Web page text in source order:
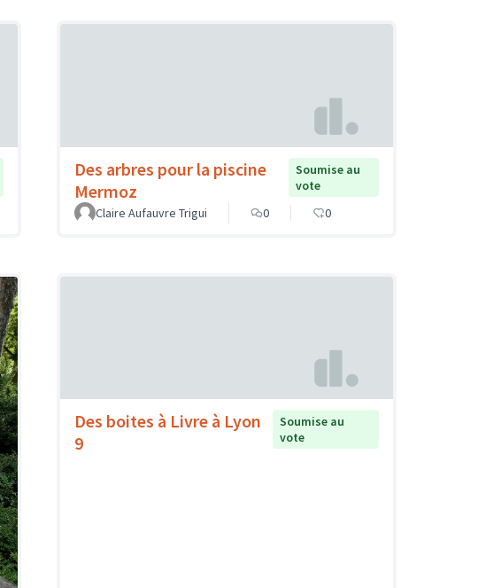
Des arbres pour la piscine
Mermoz
Soumise au
vote
Claire Aufauvre Trigui
0 0
Des boites à Livre à Lyon
9
Soumise au
vote